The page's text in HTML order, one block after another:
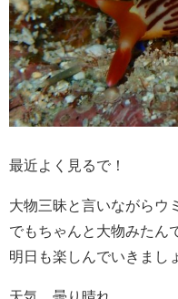
最近よく見るで！
大物三昧と言いながらウ
でもちゃんと大物みたん
明日も楽しんでいきまし
天気 曇り晴れ